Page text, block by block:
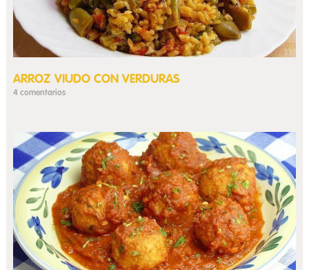
ARROZ VIUDO CON VERDURAS
4 comentarios